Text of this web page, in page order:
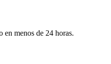
menos de 24 horas.